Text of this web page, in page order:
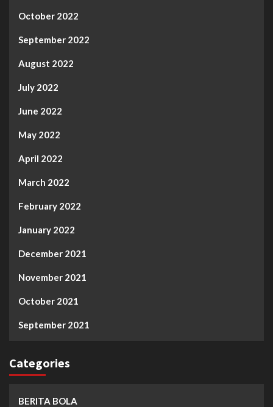
October 2022
September 2022
August 2022
July 2022
June 2022
May 2022
April 2022
March 2022
February 2022
January 2022
December 2021
November 2021
October 2021
September 2021
Categories
BERITA BOLA